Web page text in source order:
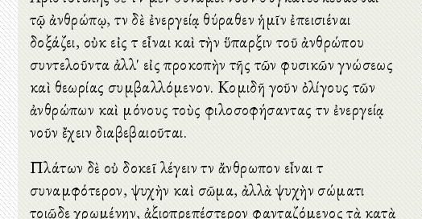
τῷ ἀνθρώπῳ, τὸν δὲ ἐνεργείᾳ θύραθεν ἡμῖν ἐπεισιέναι
δοξάζει, οὐκ εἰς τὸ εἶναι καὶ τὴν ὕπαρξιν τοῦ ἀνθρώπου
συντελοῦντα ἀλλ' εἰς προκοπὴν τῆς τῶν φυσικῶν γνώσεως
καὶ θεωρίας συμβαλλόμενον. Κομιδῆ γοῦν ὀλίγους τῶν
ἀνθρώπων καὶ μόνους τοὺς φιλοσοφήσαντας τὸν ἐνεργείᾳ
νοῦν ἔχειν διαβεβαιοῦται.
Πλάτων δὲ οὐ δοκεῖ λέγειν τὸν ἄνθρωπον εἶναι τὸ
συναμφότερον, ψυχὴν καὶ σῶμα, ἀλλὰ ψυχὴν σώματι
τοιῷδε χρωμένην, ἀξιοπρεπέστερον φανταζόμενος τὰ κατὰ